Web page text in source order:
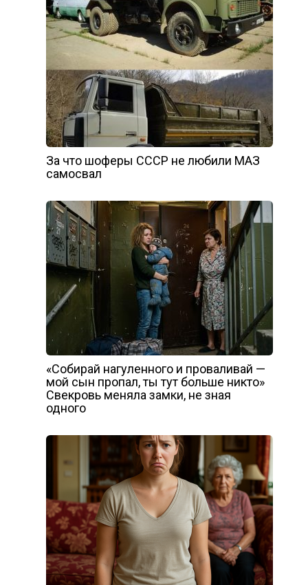
За что шоферы СССР не любили МАЗ
самосвал
«Собирай нагуленного и проваливай —
мой сын пропал, ты тут больше никто»
Свекровь меняла замки, не зная
одного